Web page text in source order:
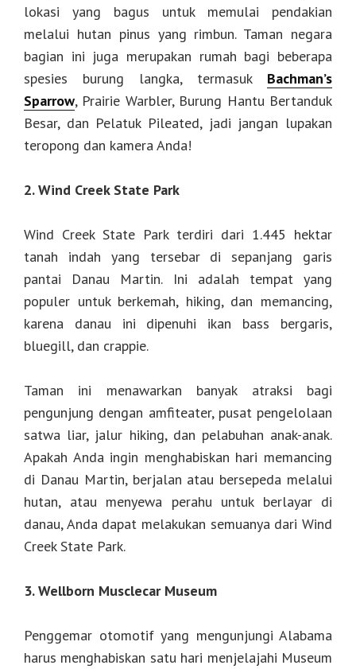
lokasi yang bagus untuk memulai pendakian
melalui hutan pinus yang rimbun. Taman negara
bagian ini juga merupakan rumah bagi beberapa
spesies burung langka, termasuk Bachman’s
Sparrow, Prairie Warbler, Burung Hantu Bertanduk
Besar, dan Pelatuk Pileated, jadi jangan lupakan
teropong dan kamera Anda!
2. Wind Creek State Park
Wind Creek State Park terdiri dari 1.445 hektar
tanah indah yang tersebar di sepanjang garis
pantai Danau Martin. Ini adalah tempat yang
populer untuk berkemah, hiking, dan memancing,
karena danau ini dipenuhi ikan bass bergaris,
bluegill, dan crappie.
Taman ini menawarkan banyak atraksi bagi
pengunjung dengan amfiteater, pusat pengelolaan
satwa liar, jalur hiking, dan pelabuhan anak-anak.
Apakah Anda ingin menghabiskan hari memancing
di Danau Martin, berjalan atau bersepeda melalui
hutan, atau menyewa perahu untuk berlayar di
danau, Anda dapat melakukan semuanya dari Wind
Creek State Park.
3. Wellborn Musclecar Museum
Penggemar otomotif yang mengunjungi Alabama
harus menghabiskan satu hari menjelajahi Museum